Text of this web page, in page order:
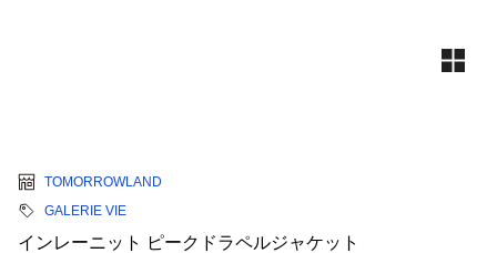
TOMORROWLAND
GALERIE VIE
インレーニット ピークドラペルジャケット